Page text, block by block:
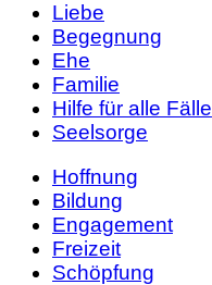
Liebe
Begegnung
Ehe
Familie
Hilfe für alle Fälle
Seelsorge
Hoffnung
Bildung
Engagement
Freizeit
Schöpfung